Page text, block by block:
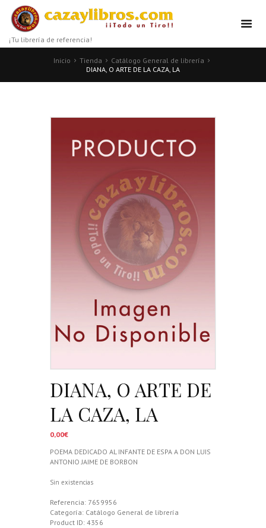
¡Tu librería de referencia!
Inicio Tienda
Catálogo General de librería
DIANA, O ARTE DE LA CAZA, LA
DIANA, O ARTE DE
LA CAZA, LA
0,00€
POEMA DEDICADO AL INFANTE DE ESPA A DON LUIS
ANTONIO JAIME DE BORBON
Sin existencias
Referencia: 7659956
Categoría: Catálogo General de librería
Product ID: 4356